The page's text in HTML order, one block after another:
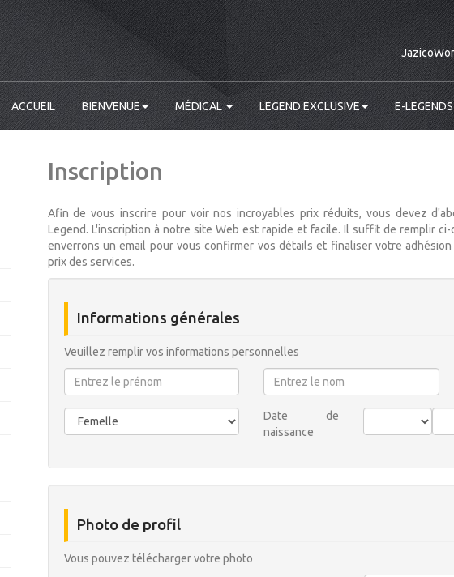
ACCUEIL BIENVENUE MÉDICAL LEGEND EXCLUSIVE E-LEGENDS
Inscription
Afin de vous inscrire pour voir nos incroyables prix réduits, vous devez
Legend. L'inscription à notre site Web est rapide et facile. Il suffit de remplir
enverrons un email pour vous confirmer vos détails et finaliser votre
prix des services.
Informations générales
Veuillez remplir vos informations personnelles
Date de
naissance
Photo de profil
Vous pouvez télécharger votre photo